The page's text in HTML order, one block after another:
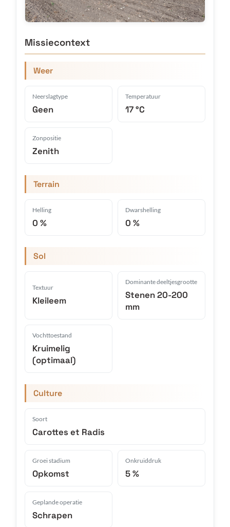
Missiecontext
Weer
Neerslagtype
Geen
Temperatuur
17 °C
Zonpositie
Zenith
Terrain
Helling
0 %
Dwarshelling
0 %
Sol
Textuur
Kleileem
Dominante deeltjesgrootte
Stenen 20-200
mm
Vochttoestand
Kruimelig
(optimaal)
Culture
Soort
Carottes et Radis
Groei stadium
Opkomst
Onkruiddruk
5 %
Geplande operatie
Schrapen